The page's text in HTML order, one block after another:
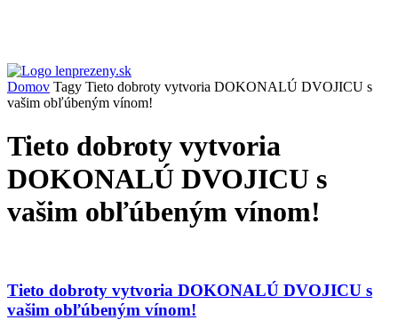
Domov Tagy Tieto dobroty vytvoria DOKONALÚ DVOJICU s
vašim obľúbeným vínom!
Tieto dobroty vytvoria
DOKONALÚ DVOJICU s
vašim obľúbeným vínom!
Tieto dobroty vytvoria DOKONALÚ DVOJICU s
vašim obľúbeným vínom!